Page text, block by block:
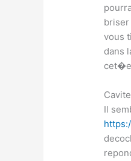
briser
vous
dans
Il